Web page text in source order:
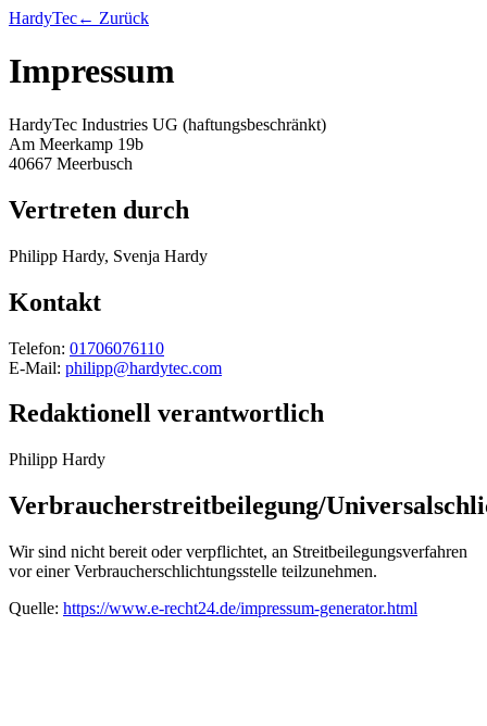
HardyTec← Zurück
Impressum
HardyTec Industries UG (haftungsbeschränkt)
Am Meerkamp 19b
40667 Meerbusch
Vertreten durch
Philipp Hardy, Svenja Hardy
Kontakt
Telefon: 01706076110
E-Mail: philipp@hardytec.com
Redaktionell verantwortlich
Philipp Hardy
Verbraucherstreitbeilegung/
Wir sind nicht bereit oder verpflichtet, an Streitbeilegungsverfahren
vor einer Verbraucherschlichtungsstelle teilzunehmen.
Quelle: https://www.e-recht24.de/impressum-generator.html